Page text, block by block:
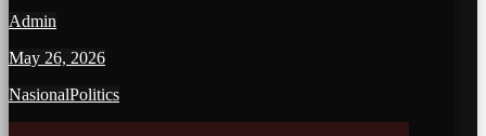
Admin
May 26, 2026
NasionalPolitics